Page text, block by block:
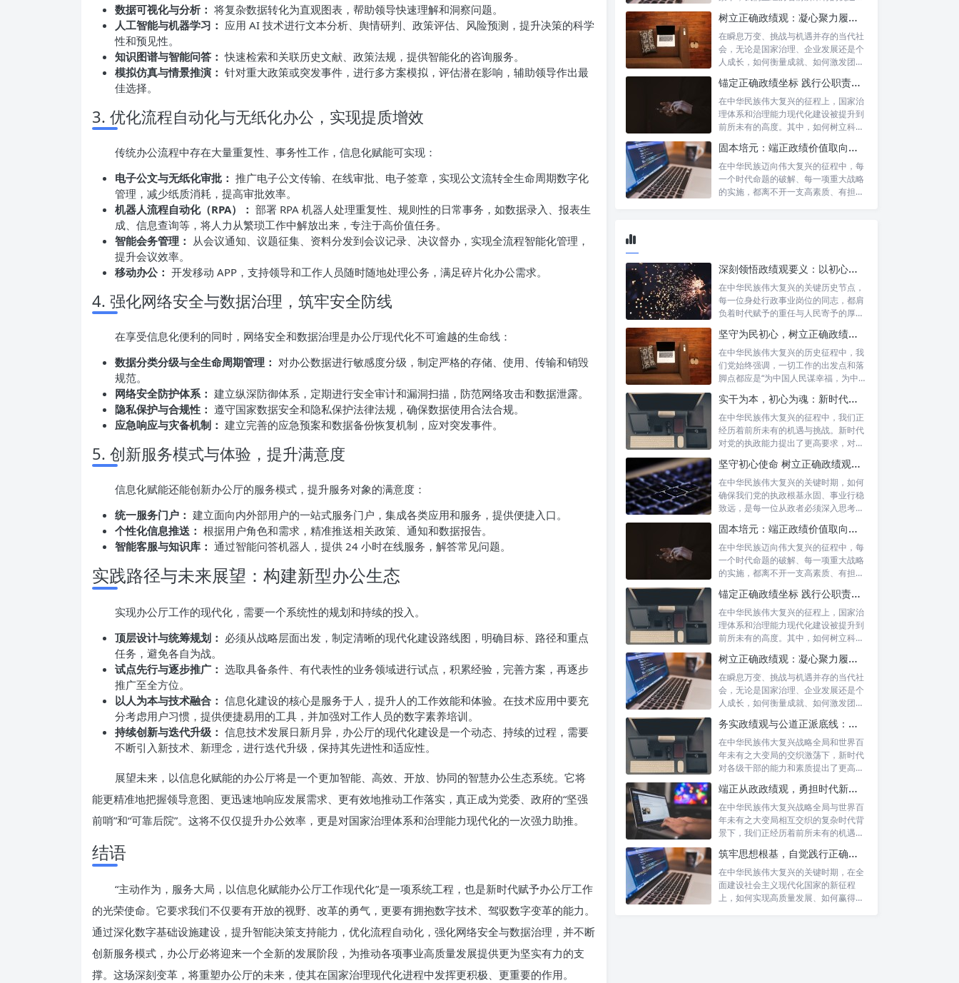
数据可视化与分析： 将复杂数据转化为直观图表，帮助领导快速理解和洞察问题。
人工智能与机器学习： 应用 AI 技术进行文本分析、舆情研判、政策评估、风险预测，提升决策的科学
性和预见性。
知识图谱与智能问答： 快速检索和关联历史文献、政策法规，提供智能化的咨询服务。
模拟仿真与情景推演： 针对重大政策或突发事件，进行多方案模拟，评估潜在影响，辅助领导作出最
佳选择。
3. 优化流程自动化与无纸化办公，实现提质增效
传统办公流程中存在大量重复性、事务性工作，信息化赋能可实现：
电子公文与无纸化审批： 推广电子公文传输、在线审批、电子签章，实现公文流转全生命周期数字化
管理，减少纸质消耗，提高审批效率。
机器人流程自动化（RPA）： 部署 RPA 机器人处理重复性、规则性的日常事务，如数据录入、报表生
成、信息查询等，将人力从繁琐工作中解放出来，专注于高价值任务。
智能会务管理： 从会议通知、议题征集、资料分发到会议记录、决议督办，实现全流程智能化管理，
提升会议效率。
移动办公： 开发移动 APP，支持领导和工作人员随时随地处理公务，满足碎片化办公需求。
4. 强化网络安全与数据治理，筑牢安全防线
在享受信息化便利的同时，网络安全和数据治理是办公厅现代化不可逾越的生命线：
数据分类分级与全生命周期管理： 对办公数据进行敏感度分级，制定严格的存储、使用、传输和销毁
规范。
网络安全防护体系： 建立纵深防御体系，定期进行安全审计和漏洞扫描，防范网络攻击和数据泄露。
隐私保护与合规性： 遵守国家数据安全和隐私保护法律法规，确保数据使用合法合规。
应急响应与灾备机制： 建立完善的应急预案和数据备份恢复机制，应对突发事件。
5. 创新服务模式与体验，提升满意度
信息化赋能还能创新办公厅的服务模式，提升服务对象的满意度：
统一服务门户： 建立面向内外部用户的一站式服务门户，集成各类应用和服务，提供便捷入口。
个性化信息推送： 根据用户角色和需求，精准推送相关政策、通知和数据报告。
智能客服与知识库： 通过智能问答机器人，提供 24 小时在线服务，解答常见问题。
实践路径与未来展望：构建新型办公生态
实现办公厅工作的现代化，需要一个系统性的规划和持续的投入。
顶层设计与统筹规划： 必须从战略层面出发，制定清晰的现代化建设路线图，明确目标、路径和重点
任务，避免各自为战。
试点先行与逐步推广： 选取具备条件、有代表性的业务领域进行试点，积累经验，完善方案，再逐步
推广至全方位。
以人为本与技术融合： 信息化建设的核心是服务于人，提升人的工作效能和体验。在技术应用中要充
分考虑用户习惯，提供便捷易用的工具，并加强对工作人员的数字素养培训。
持续创新与迭代升级： 信息技术发展日新月异，办公厅的现代化建设是一个动态、持续的过程，需要
不断引入新技术、新理念，进行迭代升级，保持其先进性和适应性。
展望未来，以信息化赋能的办公厅将是一个更加智能、高效、开放、协同的智慧办公生态系统。它将
能更精准地把握领导意图、更迅速地响应发展需求、更有效地推动工作落实，真正成为党委、政府的“坚强
前哨”和“可靠后院”。这将不仅仅提升办公效率，更是对国家治理体系和治理能力现代化的一次强力助推。
结语
“主动作为，服务大局，以信息化赋能办公厅工作现代化”是一项系统工程，也是新时代赋予办公厅工作
的光荣使命。它要求我们不仅要有开放的视野、改革的勇气，更要有拥抱数字技术、驾驭数字变革的能力。
通过深化数字基础设施建设，提升智能决策支持能力，优化流程自动化，强化网络安全与数据治理，并不断
创新服务模式，办公厅必将迎来一个全新的发展阶段，为推动各项事业高质量发展提供更为坚实有力的支
撑。这场深刻变革，将重塑办公厅的未来，使其在国家治理现代化进程中发挥更积极、更重要的作用。
树立正确政绩观：凝心聚力履职尽责的根本保障与实践路径
在瞬息万变、挑战与机遇并存的当代社
会，无论是国家治理、企业发展还是个
人成长，如何衡量成就、如何激发团队
锚定正确政绩坐标 践行公职责任担当：新时代国家治理的基石
在中华民族伟大复兴的征程上，国家治
理体系和治理能力现代化建设被提升到
前所未有的高度。其中，如何树立科学
固本培元：端正政绩价值取向，永葆为民服务初心
在中华民族迈向伟大复兴的征程中，每
一个时代命题的破解、每一项重大战略
的实施，都离不开一支高素质、有担当
深刻领悟政绩观要义：以初心坚守铸就人民满意政绩
在中华民族伟大复兴的关键历史节点，
每一位身处行政事业岗位的同志，都肩
负着时代赋予的重任与人民寄予的厚
坚守为民初心，树立正确政绩观：新时代高质量发展的精神坐标
在中华民族伟大复兴的历史征程中，我
们党始终强调，一切工作的出发点和落
脚点都应是“为中国人民谋幸福，为中华
实干为本，初心为魂：新时代政绩观的深度践行与为民服务
在中华民族伟大复兴的征程中，我们正
经历着前所未有的机遇与挑战。新时代
对党的执政能力提出了更高要求，对各
坚守初心使命 树立正确政绩观：新时代为政者的高度自觉与担当
在中华民族伟大复兴的关键时期，如何
确保我们党的执政根基永固、事业行稳
致远，是每一位从政者必须深入思考的
固本培元：端正政绩价值取向，永葆为民服务初心
在中华民族迈向伟大复兴的征程中，每
一个时代命题的破解、每一项重大战略
的实施，都离不开一支高素质、有担当
锚定正确政绩坐标 践行公职责任担当：新时代国家治理的基石
在中华民族伟大复兴的征程上，国家治
理体系和治理能力现代化建设被提升到
前所未有的高度。其中，如何树立科学
树立正确政绩观：凝心聚力履职尽责的根本保障与实践路径
在瞬息万变、挑战与机遇并存的当代社
会，无论是国家治理、企业发展还是个
人成长，如何衡量成就、如何激发团队
务实政绩观与公道正派底线：新时代干部担当作为的“压舱石”
在中华民族伟大复兴战略全局和世界百
年未有之大变局的交织激荡下，新时代
对各级干部的能力和素质提出了更高要
端正从政政绩观，勇担时代新使命：新征程上的责任与担当
在中华民族伟大复兴战略全局与世界百
年未有之大变局相互交织的复杂时代背
景下，我们正经历着前所未有的机遇与
筑牢思想根基，自觉践行正确政绩观：以实绩赢得民心，以担当开创未来
在中华民族伟大复兴的关键时期，在全
面建设社会主义现代化国家的新征程
上，如何实现高质量发展、如何赢得人